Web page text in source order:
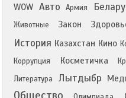
WOW Авто Армия
Животные
Закон
История Казахстан Кино
Коррупция Косметичка
Литература Лытдыбр